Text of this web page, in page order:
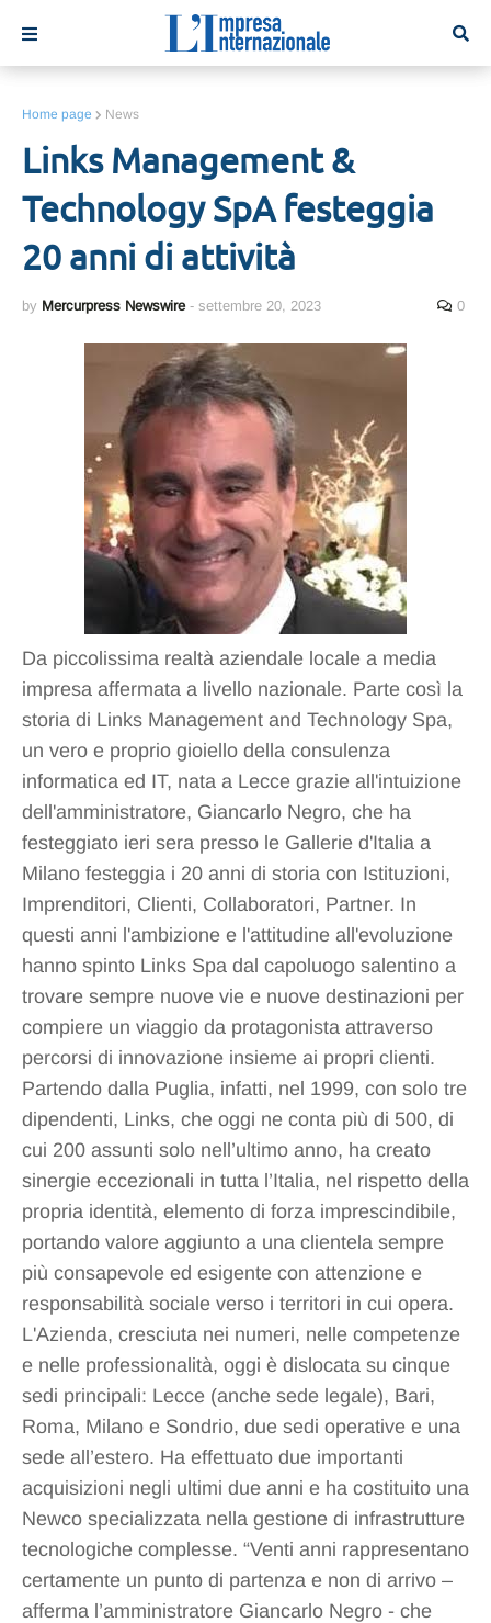
Home page News
Links Management &
Technology SpA festeggia
20 anni di attività
by Mercurpress Newswire - settembre 20, 2023 0
Da piccolissima realtà aziendale locale a media
impresa affermata a livello nazionale. Parte così la
storia di Links Management and Technology Spa,
un vero e proprio gioiello della consulenza
informatica ed IT, nata a Lecce grazie all'intuizione
dell'amministratore, Giancarlo Negro, che ha
festeggiato ieri sera presso le Gallerie d'Italia a
Milano festeggia i 20 anni di storia con Istituzioni,
Imprenditori, Clienti, Collaboratori, Partner. In
questi anni l'ambizione e l'attitudine all'evoluzione
hanno spinto Links Spa dal capoluogo salentino a
trovare sempre nuove vie e nuove destinazioni per
compiere un viaggio da protagonista attraverso
percorsi di innovazione insieme ai propri clienti.
Partendo dalla Puglia, infatti, nel 1999, con solo tre
dipendenti, Links, che oggi ne conta più di 500, di
cui 200 assunti solo nell’ultimo anno, ha creato
sinergie eccezionali in tutta l’Italia, nel rispetto della
propria identità, elemento di forza imprescindibile,
portando valore aggiunto a una clientela sempre
più consapevole ed esigente con attenzione e
responsabilità sociale verso i territori in cui opera.
L'Azienda, cresciuta nei numeri, nelle competenze
e nelle professionalità, oggi è dislocata su cinque
sedi principali: Lecce (anche sede legale), Bari,
Roma, Milano e Sondrio, due sedi operative e una
sede all’estero. Ha effettuato due importanti
acquisizioni negli ultimi due anni e ha costituito una
Newco specializzata nella gestione di infrastrutture
tecnologiche complesse. “Venti anni rappresentano
certamente un punto di partenza e non di arrivo –
afferma l’amministratore Giancarlo Negro - che